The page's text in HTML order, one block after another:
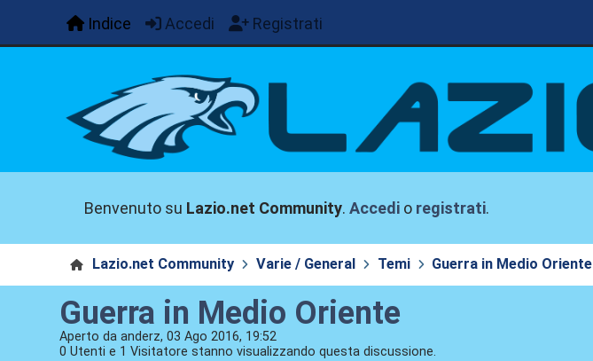
Indice Accedi Registrati
Benvenuto su Lazio.net Community.Accedi o registrati.
Lazio.net Community Varie / General Temi Guerra in Medio Oriente
Guerra in Medio Oriente
Aperto da anderz, 03 Ago 2016, 19:52
0 Utenti e 1 Visitatore stanno visualizzando questa discussione.